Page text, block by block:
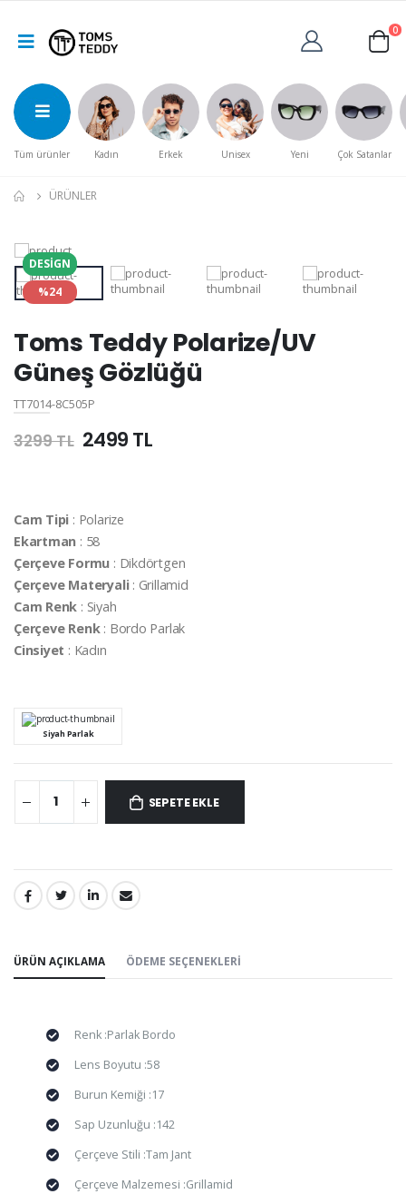
0
Tüm ürünler Kadın Erkek Unisex Yeni Çok Satanlar
ÜRÜNLER
DESIGN
%24
Toms Teddy Polarize/UV
Güneş Gözlüğü
TT7014-8C505P
3299 TL 2499 TL
Cam Tipi : Polarize
Ekartman : 58
Çerçeve Formu : Dikdörtgen
Çerçeve Materyali: Grillamid
Cam Renk : Siyah
Çerçeve Renk: Bordo Parlak
Cinsiyet : Kadın
Siyah Parlak
SEPETE EKLE
PAYLAŞ:
ÜRÜN AÇIKLAMA ÖDEME SEÇENEKLERI
Renk :Parlak Bordo
Lens Boyutu :58
Burun Kemiği :17
Sap Uzunluğu :142
Çerçeve Stili :Tam Jant
Çerçeve Malzemesi :Grillamid